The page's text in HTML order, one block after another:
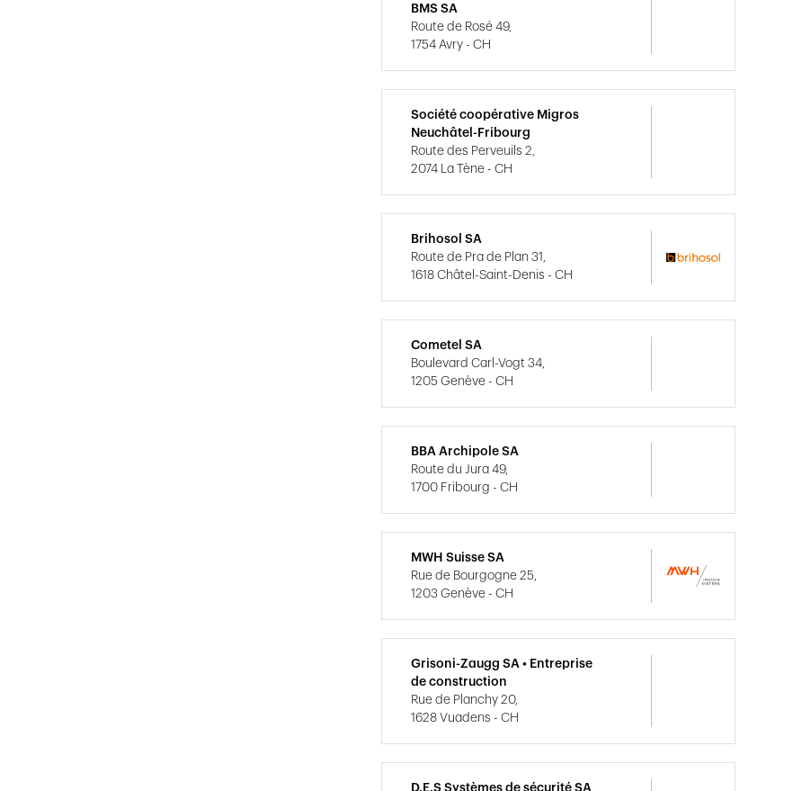
BMS SA
Route de Rosé 49,
1754 Avry - CH
Société coopérative Migros
Neuchâtel-Fribourg
Route des Perveuils 2,
2074 La Tène - CH
Brihosol SA
Route de Pra de Plan 31,
1618 Châtel-Saint-Denis - CH
Cometel SA
Boulevard Carl-Vogt 34,
1205 Genève - CH
BBA Archipole SA
Route du Jura 49,
1700 Fribourg - CH
MWH Suisse SA
Rue de Bourgogne 25,
1203 Genève - CH
Grisoni-Zaugg SA • Entreprise
de construction
Rue de Planchy 20,
1628 Vuadens - CH
D.E.S Systèmes de sécurité SA